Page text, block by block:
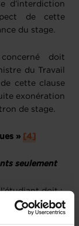
d’interdiction
de cette
du stage.
doit
du Travail
cette clause
exonération
de stage.
» [4]
seulement
doit :